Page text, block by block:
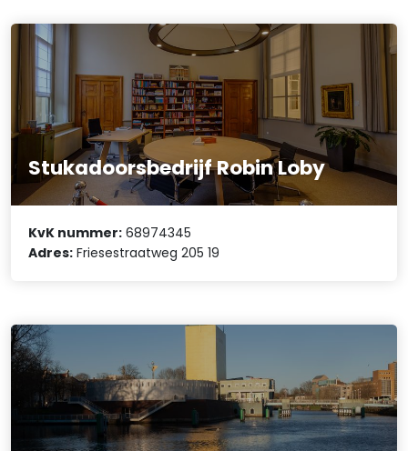
Stukadoorsbedrijf Robin Loby
KvK nummer: 68974345
Adres: Friesestraatweg 205 19